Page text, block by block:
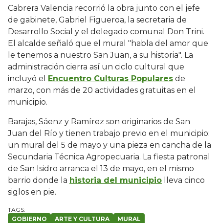
Cabrera Valencia recorrió la obra junto con el jefe
de gabinete, Gabriel Figueroa, la secretaria de
Desarrollo Social y el delegado comunal Don Trini.
El alcalde señaló que el mural "habla del amor que
le tenemos a nuestro San Juan, a su historia". La
administración cierra así un ciclo cultural que
incluyó el Encuentro Culturas Populares de
marzo, con más de 20 actividades gratuitas en el
municipio.
Barajas, Sáenz y Ramírez son originarios de San
Juan del Río y tienen trabajo previo en el municipio:
un mural del 5 de mayo y una pieza en cancha de la
Secundaria Técnica Agropecuaria. La fiesta patronal
de San Isidro arranca el 13 de mayo, en el mismo
barrio donde la historia del municipio lleva cinco
siglos en pie.
GOBIERNO ARTE Y CULTURA
MURAL